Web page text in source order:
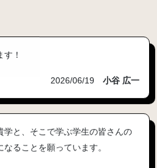
！
2026/06/19 小谷 広一
学と、そこで学ぶ学生の皆さんの
ることを願っています。